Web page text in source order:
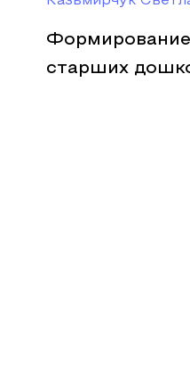
Формирование
старших